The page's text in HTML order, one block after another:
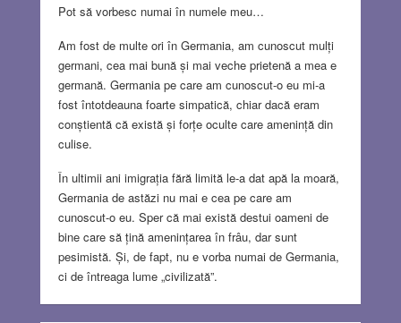
Pot să vorbesc numai în numele meu…
Am fost de multe ori în Germania, am cunoscut mulți
germani, cea mai bună și mai veche prietenă a mea e
germană. Germania pe care am cunoscut-o eu mi-a
fost întotdeauna foarte simpatică, chiar dacă eram
conștientă că există și forțe oculte care amenință din
culise.
În ultimii ani imigrația fără limită le-a dat apă la moară,
Germania de astăzi nu mai e cea pe care am
cunoscut-o eu. Sper că mai există destui oameni de
bine care să țină amenințarea în frâu, dar sunt
pesimistă. Și, de fapt, nu e vorba numai de Germania,
ci de întreaga lume „civilizată”.